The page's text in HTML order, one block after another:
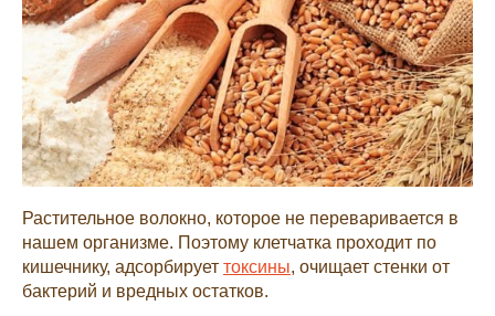
Растительное волокно, которое не переваривается в
нашем организме. Поэтому клетчатка проходит по
кишечнику, адсорбирует токсины, очищает стенки от
бактерий и вредных остатков.